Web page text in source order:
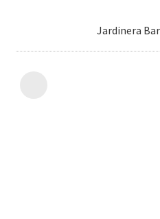
Jardinera